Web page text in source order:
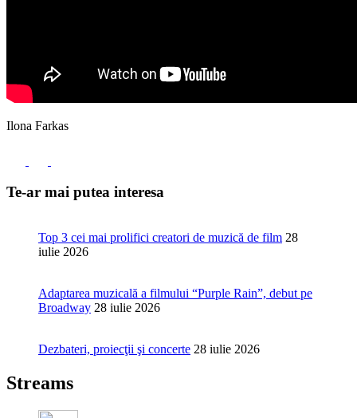
Ilona Farkas
Te-ar mai putea interesa
Top 3 cei mai prolifici creatori de muzică de film 28
iulie 2026
Adaptarea muzicală a filmului “Purple Rain”, debut pe
Broadway 28 iulie 2026
Dezbateri, proiecţii şi concerte 28 iulie 2026
Streams